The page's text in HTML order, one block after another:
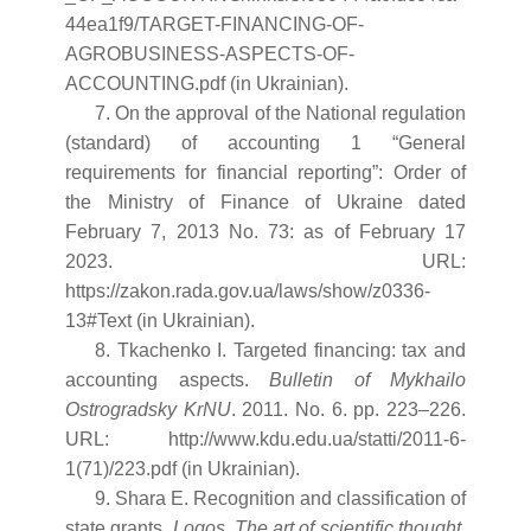
44ea1f9/TARGET-FINANCING-OF-
AGROBUSINESS-ASPECTS-OF-
ACCOUNTING.pdf (in Ukrainian).
7. On the approval of the National regulation
(standard) of accounting 1 “General
requirements for financial reporting”: Order of
the Ministry of Finance of Ukraine dated
February 7, 2013 No. 73: as of February 17
2023. URL:
https://zakon.rada.gov.ua/laws/show/z0336-
13#Text (in Ukrainian).
8. Tkachenko I. Targeted financing: tax and
accounting aspects. Bulletin of Mykhailo
Ostrogradsky KrNU. 2011. No. 6. pp. 223–226.
URL: http://www.kdu.edu.ua/statti/2011-6-
1(71)/223.pdf (in Ukrainian).
9. Shara E. Recognition and classification of